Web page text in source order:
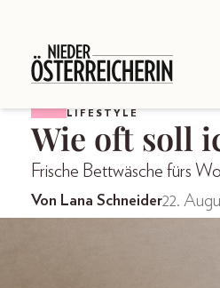
LIFESTYLE
Wie oft soll
Frische Bettwäsche fürs
Von Lana Schneider22.